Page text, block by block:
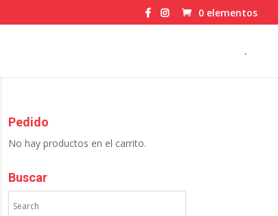
0 elementos
.
Pedido
No hay productos en el carrito.
Buscar